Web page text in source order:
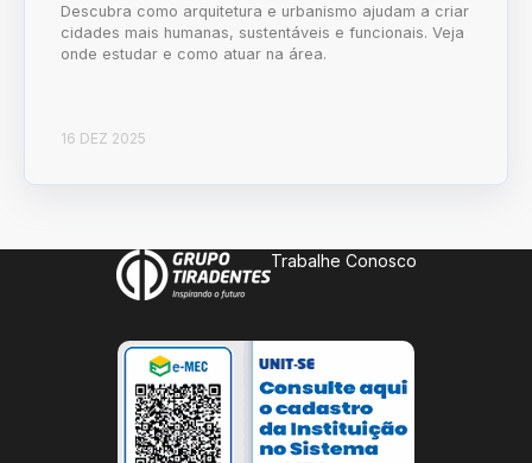
Descubra como arquitetura e urbanismo ajudam a criar
cidades mais humanas, sustentáveis e funcionais. Veja
onde estudar e como atuar na área.
16 DEZ 2025
Trabalhe Conosco